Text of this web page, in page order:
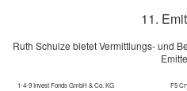
11.
Ruth Schulze bietet Vermittlungs- und
1-4-9 Invest Fonds GmbH & Co. KG F5